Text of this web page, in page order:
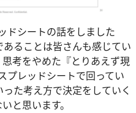
ドシートの話をしました
ることは皆さんも感じてい
考をやめた『とりあえず現
プレッドシートで回ってい
た考え方で決定をしていく
と思います。